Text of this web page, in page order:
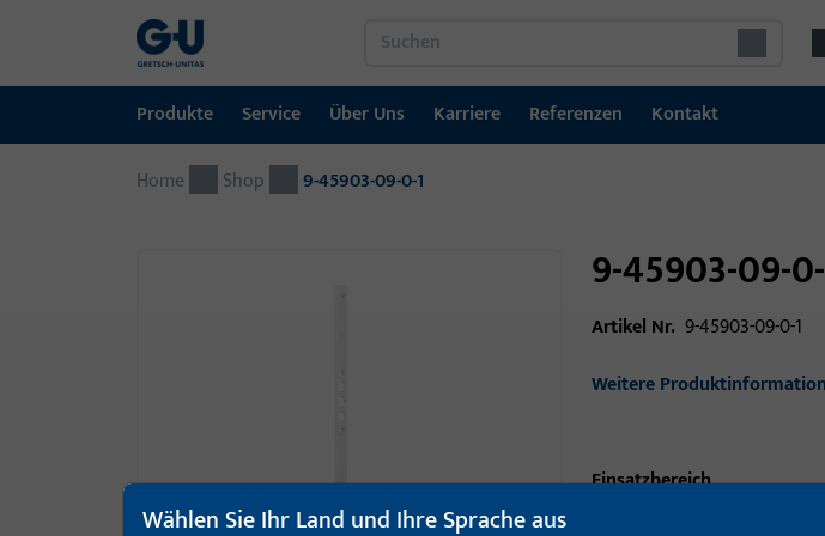
Produkte
Produkte
Service
Service
Über Uns
Über Uns
Karriere
Karriere
Referenzen
Referenzen
Kontakt
Kontakt
Home Shop 9-45903-09-0-1
9-45903-09-
Artikel Nr. 9-45903-09-0-1
Weitere
Einsatzbereich
Wählen Sie Ihr Land und Ihre Sprache aus